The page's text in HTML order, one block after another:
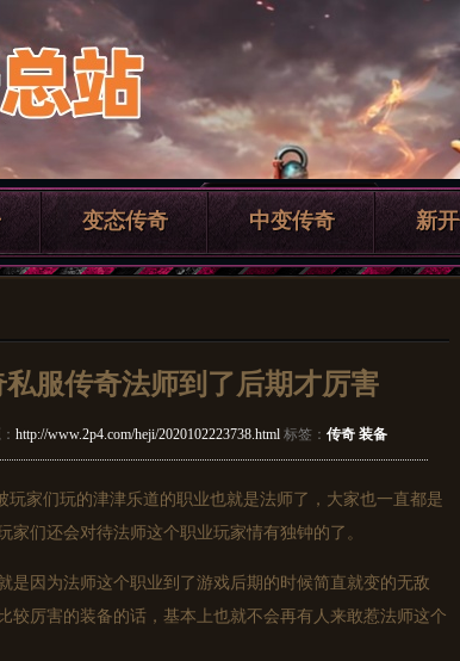
变态传奇 中变传奇 新
私服传奇法师到了后期才厉害
http://www.2p4.com/heji/2020102223738.html 标签： 传奇 装备
玩家们玩的津津乐道的职业也就是法师了，大家也一直都是
们还会对待法师这个职业玩家情有独钟的了。
因为法师这个职业到了游戏后期的时候简直就变的无敌
较厉害的装备的话，基本上也就不会再有人来敢惹法师这个